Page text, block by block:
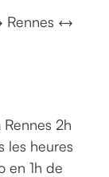
Rennes ↔️
2h
les heures
en 1h de